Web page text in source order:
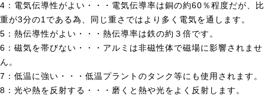
4：電気伝導性がよい・・・電気伝導率は銅の約60％程度だが、比
重が3分の1である為、同じ重さではより多く電気を通します。
5：熱伝導性がよい・・・熱伝導率は鉄の約３倍です。
6：磁気を帯びない・・・アルミは非磁性体で磁場に影響されませ
ん。
7：低温に強い・・・低温プラントのタンク等にも使用されます。
8：光や熱を反射する・・・磨くと熱や光をよく反射します。